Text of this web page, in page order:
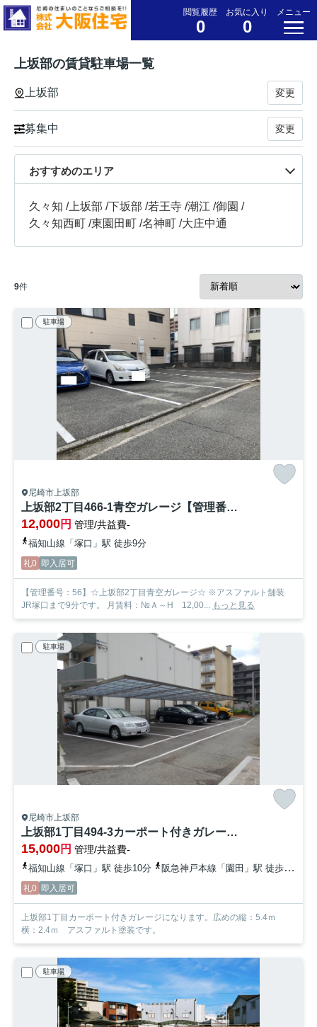
閲覧履歴
0
お気に入り
0
メニュー
上坂部の賃貸駐車場一覧
上坂部 変更
募集中 変更
おすすめのエリア
久々知 /上坂部 /下坂部 /若王寺 /潮江 /御園 /
久々知西町 /東園田町 /名神町 /大庄中通
9件
駐車場
尼崎市上坂部
上坂部2丁目466-1青空ガレージ【管理番号56】
12,000円 管理/共益費-
福知山線「塚口」駅 徒歩9分
礼0 即入居可
【管理番号：56】☆上坂部2丁目青空ガレージ☆ ※アスファルト舗装
JR塚口まで9分です。 月賃料：№Ａ～H 12,00... もっと見る
駐車場
尼崎市上坂部
上坂部1丁目494-3カーポート付きガレージ【管理番号46】
15,000円 管理/共益費-
福知山線「塚口」駅 徒歩10分 阪急神戸本線「園田」駅 徒歩25分
礼0 即入居可
上坂部1丁目カーポート付きガレージになります。広めの縦：5.4ｍ
横：2.4ｍ アスファルト塗装です。
駐車場